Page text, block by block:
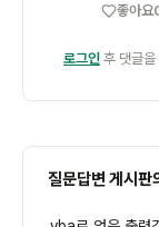
좋아요
로그인 후 댓글
질문답변 게시판